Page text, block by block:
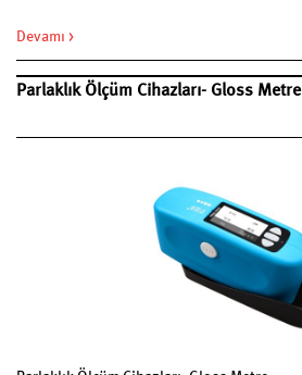
Devamı >
Parlaklık Ölçüm Cihazları- Gloss Metre